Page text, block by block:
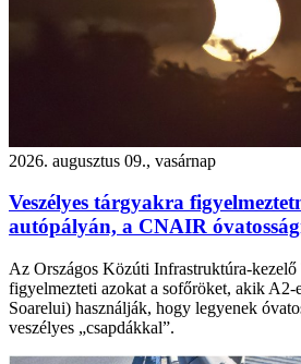
2026. augusztus 09., vasárnap
Veszélyes tárgyakra
autópályán, a CNAIR
Az Országos Közúti Infrastruktúra-
figyelmezteti azokat a sofőröket, akik A2-
Soarelui) használják, hogy legyenek
veszélyes „csapdákkal”.